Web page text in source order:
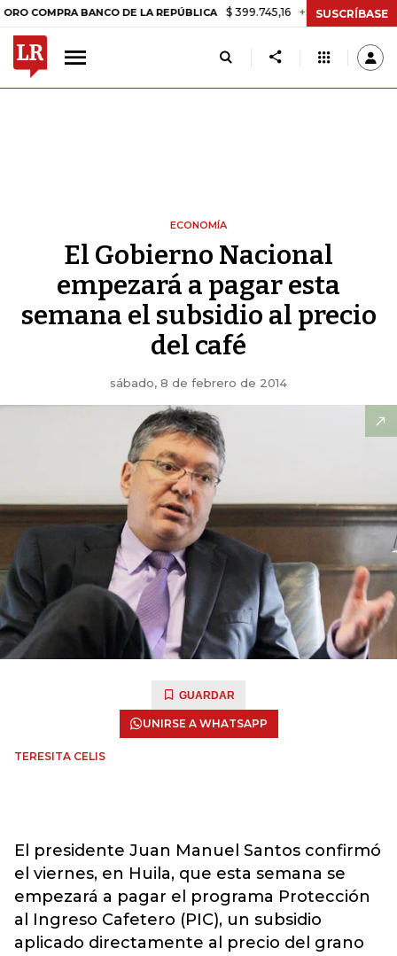
BANCO DE LA REPÚBLICA $ 399.745,16 +$ 2.295,71 +0,58%
SUSCRÍBASE
ECONOMÍA
El Gobierno Nacional
empezará a pagar esta
semana el subsidio al precio
del café
sábado, 8 de febrero de 2014
GUARDAR
UNIRSE A WHATSAPP
TERESITA CELIS
El presidente Juan Manuel Santos confirmó
el viernes, en Huila, que esta semana se
empezará a pagar el programa Protección
al Ingreso Cafetero (PIC), un subsidio
aplicado directamente al precio del grano